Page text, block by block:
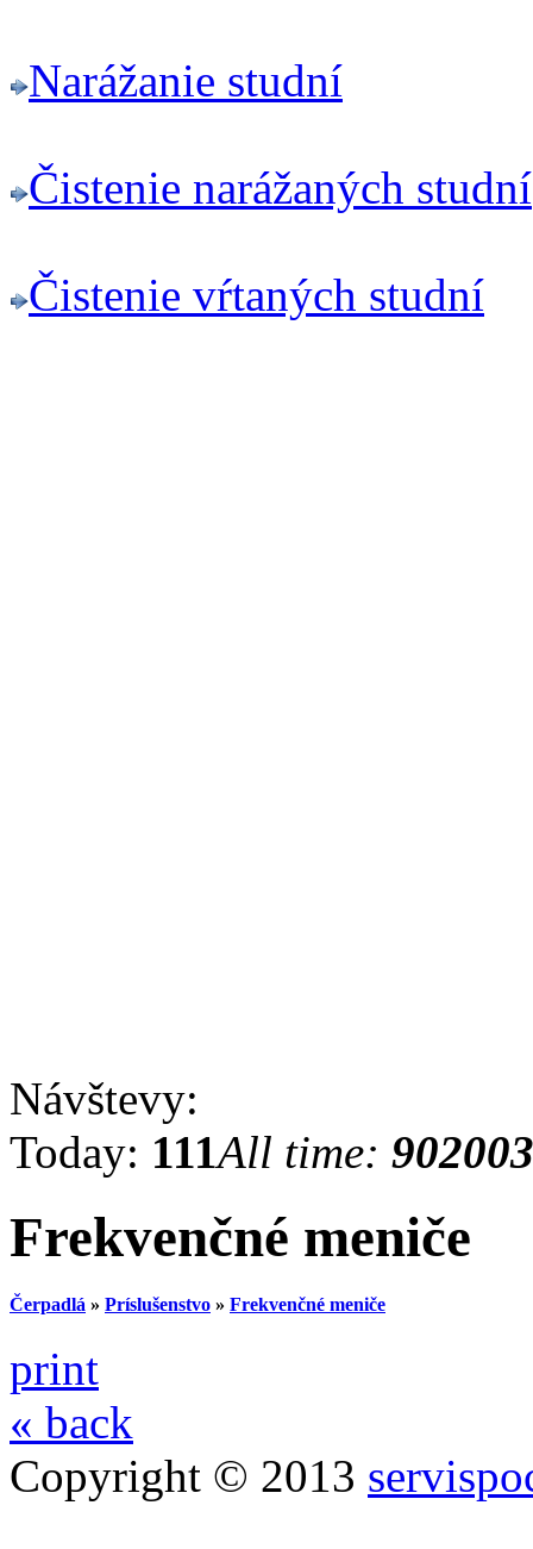
Narážanie studní
Čistenie narážaných studní
Čistenie vŕtaných studní
Návštevy:
Today: 111All time: 902003
Frekvenčné meniče
Čerpadlá » Príslušenstvo » Frekvenčné meniče
print
« back
Copyright © 2013